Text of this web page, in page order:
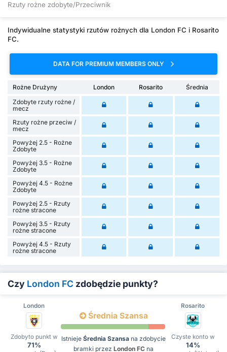
Rzuty rożne zdobyte/Przeciwnik
Indywidualne statystyki rzutów rożnych dla London FC i Rosarito
FC.
DATA FOR PREMIUM MEMBERS ONLY
Rożne Drużyny London Rosarito
Średnia
Zdobyte rzuty rożne /
mecz
Rzuty rożne przeciw /
mecz
Powyżej 2.5 - Rożne
Zdobyte
Powyżej 3.5 - Rożne
Zdobyte
Powyżej 4.5 - Rożne
Zdobyte
Powyżej 2.5 - Rzuty
rożne stracone
Powyżej 3.5 - Rzuty
rożne stracone
Powyżej 4.5 - Rzuty
rożne stracone
Czy London FC zdobędzie punkty?
London Rosarito
Zdobyto punkt w
71%
Średnia Szansa
Istnieje Średnia Szansa na zdobycie
bramki przez London FC na
Czyste konto w
14%